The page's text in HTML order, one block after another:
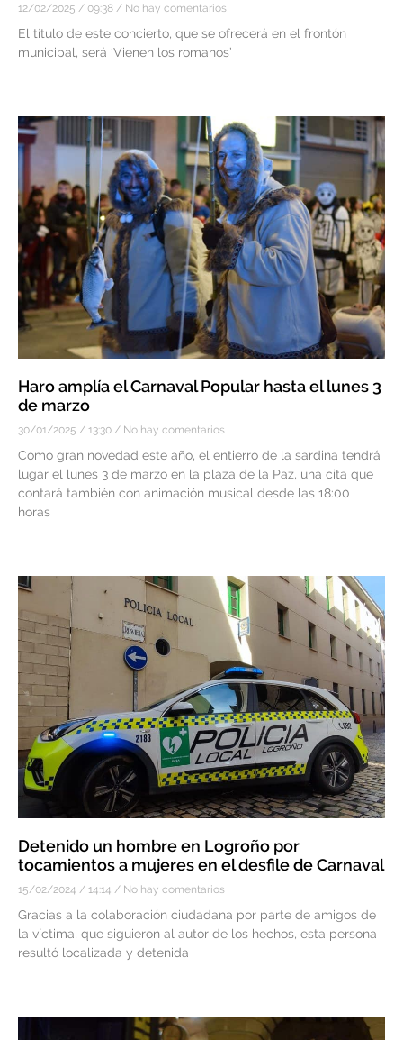
12/02/2025 09:38 No hay comentarios
El título de este concierto, que se ofrecerá en el frontón
municipal, será ‘Vienen los romanos’
Haro amplía el Carnaval Popular hasta el lunes 3
de marzo
30/01/2025 13:30 No hay comentarios
Como gran novedad este año, el entierro de la sardina tendrá
lugar el lunes 3 de marzo en la plaza de la Paz, una cita que
contará también con animación musical desde las 18:00
horas
Detenido un hombre en Logroño por
tocamientos a mujeres en el desfile de Carnaval
15/02/2024 14:14 No hay comentarios
Gracias a la colaboración ciudadana por parte de amigos de
la víctima, que siguieron al autor de los hechos, esta persona
resultó localizada y detenida